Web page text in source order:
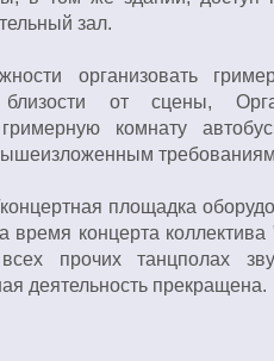
зал.
организовать
близости от сцены,
комнату
площадка
время концерта
прочих танцполах
деятельность прекращена.